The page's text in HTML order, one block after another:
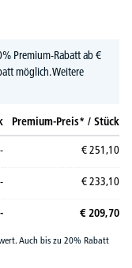
Premium-Rabatt ab €
möglich.Weitere
Premium-Preis* / Stück
€251,10
€233,10
€ 209,70
Auch bis zu 20% Rabatt